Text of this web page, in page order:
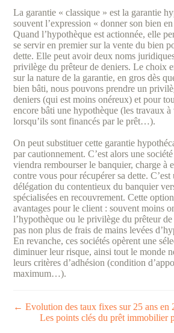
La garantie « classique » est la garantie
souvent l’expression « donner son bien
Quand l’hypothèque est actionnée, elle
se servir en premier sur la vente du bien
dette. Elle peut avoir deux noms
privilège du prêteur de deniers. Le choix
sur la nature de la garantie, en gros dès
bien bâti, nous pouvons prendre un
deniers (qui est moins onéreux) et pour
encore bâti une hypothèque (les travaux
lorsqu’ils sont financés par le prêt…).
On peut substituer cette garantie
par cautionnement. C’est alors une
viendra rembourser le banquier, charge à
contre vous pour récupérer sa dette. C’est
délégation du contentieux du banquier
spécialisées en recouvrement. Cette
avantages pour le client : souvent moins
l’hypothèque ou le privilège du prêteur de
pas non plus de frais de mains levées
En revanche, ces sociétés opèrent une
diminuer leur risque, ainsi tout le monde
leurs critères d’adhésion (condition
maximum…).
← Evolution des taux fixes sur 25 ans en
Les points clés du prêt immobilier